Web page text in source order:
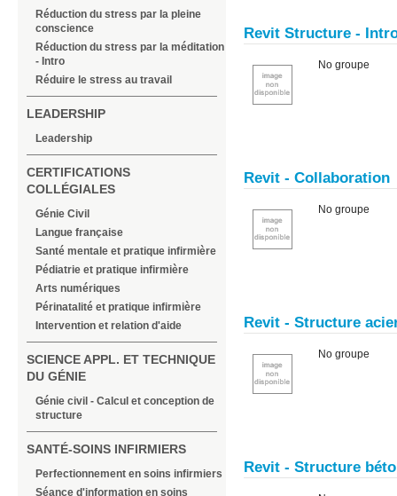
Réduction du stress par la pleine
conscience
Réduction du stress par la méditation
- Intro
Réduire le stress au travail
LEADERSHIP
Leadership
CERTIFICATIONS
COLLÉGIALES
Génie Civil
Langue française
Santé mentale et pratique infirmière
Pédiatrie et pratique infirmière
Arts numériques
Périnatalité et pratique infirmière
Intervention et relation d'aide
SCIENCE APPL. ET TECHNIQUE
DU GÉNIE
Génie civil - Calcul et conception de
structure
SANTÉ-SOINS INFIRMIERS
Perfectionnement en soins infirmiers
Séance d'information en soins
Revit Structure -
No groupe
Revit - Collaboration
No groupe
Revit - Structure
No groupe
Revit - Structure